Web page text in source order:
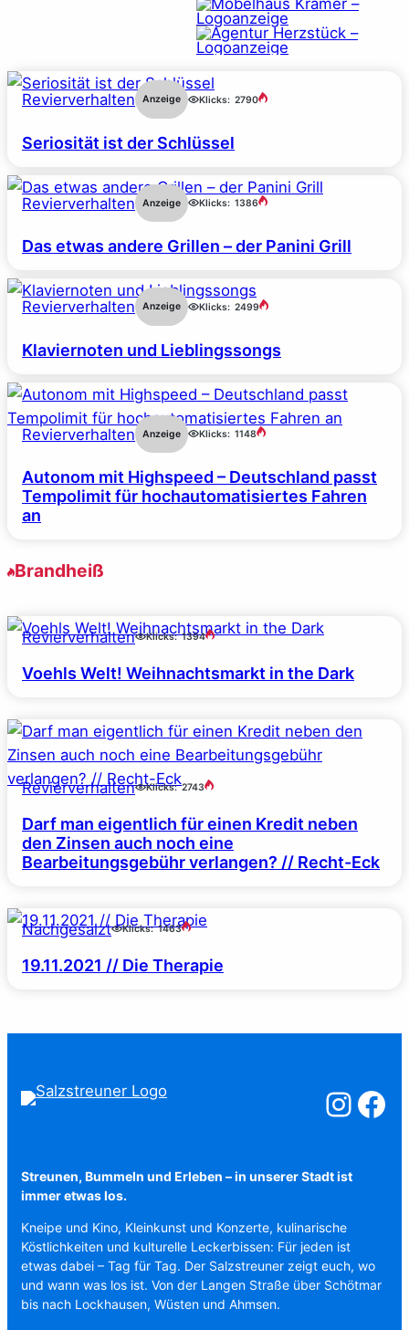
Revierverhalten Anzeige Klicks: 2790
Seriosität ist der Schlüssel
Revierverhalten Anzeige Klicks: 1386
Das etwas andere Grillen – der Panini Grill
Revierverhalten Anzeige Klicks: 2499
Klaviernoten und Lieblingssongs
Revierverhalten Anzeige Klicks: 1148
Autonom mit Highspeed – Deutschland passt
Tempolimit für hochautomatisiertes Fahren
an
Brandheiß
Revierverhalten Klicks: 1394
Voehls Welt! Weihnachtsmarkt in the Dark
Revierverhalten Klicks: 2743
Darf man eigentlich für einen Kredit neben
den Zinsen auch noch eine
Bearbeitungsgebühr verlangen? // Recht-Eck
Nachgesalzt Klicks: 1463
19.11.2021 // Die Therapie
Salzstreuner
Streunen, Bummeln und Erleben – in unserer Stadt ist
immer etwas los.
Kneipe und Kino, Kleinkunst und Konzerte, kulinarische
Köstlichkeiten und kulturelle Leckerbissen: Für jeden ist
etwas dabei – Tag für Tag. Der Salzstreuner zeigt euch, wo
und wann was los ist. Von der Langen Straße über Schötmar
bis nach Lockhausen, Wüsten und Ahmsen.